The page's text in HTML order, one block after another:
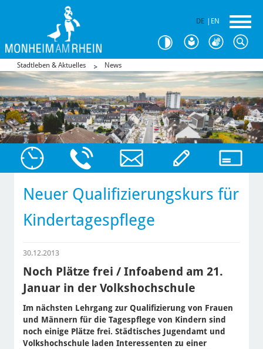
DE EN
Stadtleben & Aktuelles News
Neuer Qualifizierungskurs für
Kindertagespflege
30.12.2013
Noch Plätze frei / Infoabend am 21.
Januar in der Volkshochschule
Im nächsten Lehrgang zur Qualifizierung von Frauen
und Männern für die Tagespflege von Kindern sind
noch einige Plätze frei. Städtisches Jugendamt und
Volkshochschule laden Interessenten zu einer